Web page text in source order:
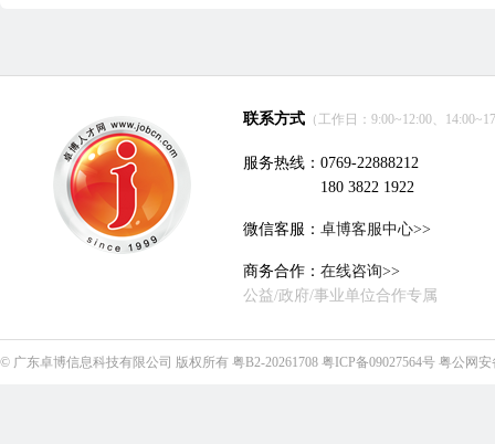
联系方式 （工作日：9:00~12:00、
服务热线：0769-22888212
180 3822 1922
微信客服： 卓博客服中心>>
商务合作： 在线咨询>>
公益/政府/事业单位合作专属
© 广东卓博信息科技有限公司 版权所有 粤B2-20261708 粤ICP备09027564号 粤公网安